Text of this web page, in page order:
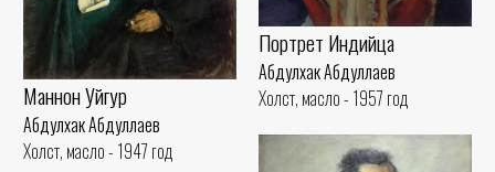
Портрет Индийца
Абдулхак Абдуллаев
Холст, масло - 1957 год
Маннон Уйгур
Абдулхак Абдуллаев
Холст, масло - 1947 год